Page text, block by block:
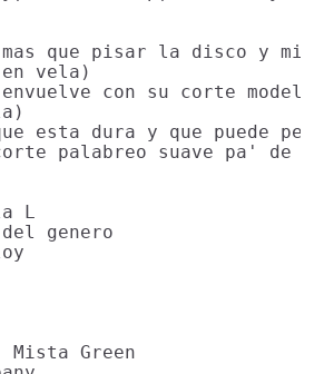
que pisar la disco y mi
en vela)
con su corte
esta dura y que puede pero
palabreo suave pa' de
L
genero
Mista Green